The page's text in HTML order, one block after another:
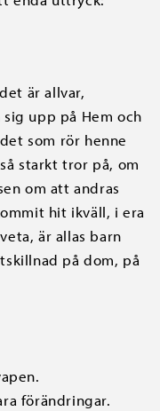
är allvar,
upp på Hem och
som rör henne
starkt tror på, om
om att andras
hit ikväll, i era
är allas barn
på dom, på
förändringar.